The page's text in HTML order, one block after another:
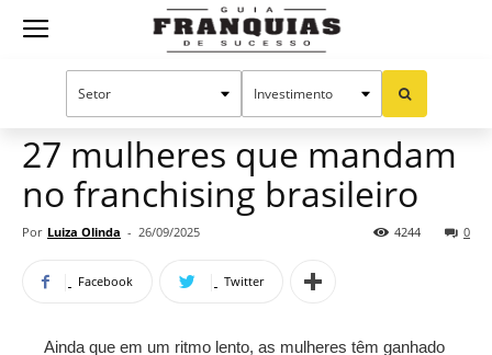
Guia
Manual do sucesso
27 mulheres que mandam
no franchising brasileiro
Por Luiza Olinda - 26/09/2025 0
4244
Facebook Twitter
Ainda que em um ritmo lento, as mulheres têm ganhado